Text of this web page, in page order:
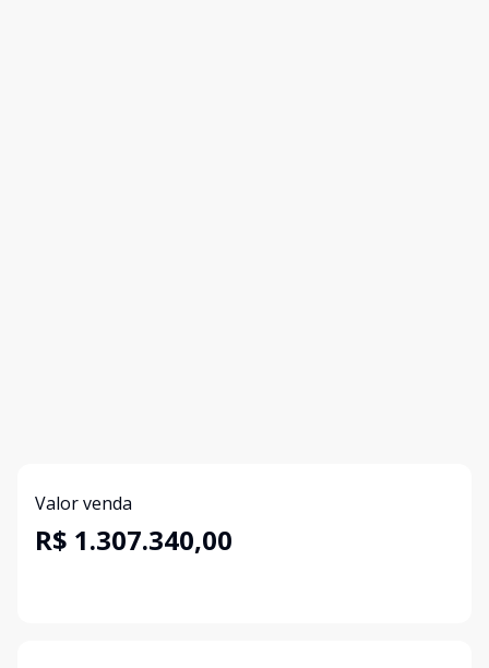
Valor venda
R$ 1.307.340,00